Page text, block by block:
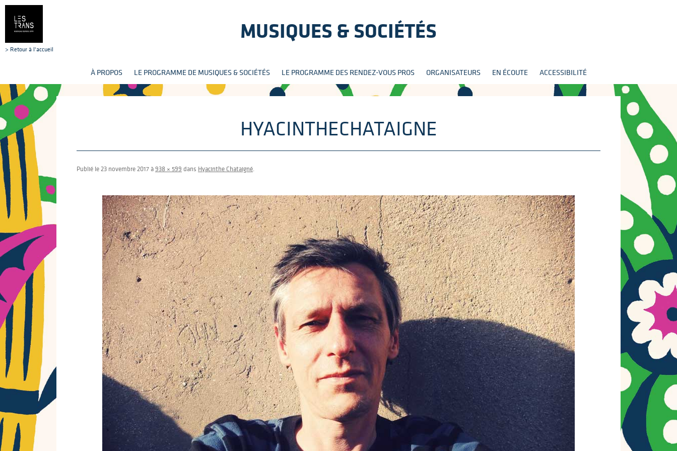
MUSIQUES & SOCIÉTÉS
au
À PROPOS LE PROGRAMME DE MUSIQUES & SOCIÉTÉS LE PROGRAMME DES RENDEZ-VOUS PROS ORGANISATEURS EN ÉCOUTE ACCESSIBILITÉ
> Retour à l'accueil
HYACINTHECHATAIGNE
Publié le23 novembre 2017 à938 × 599 dans Hyacinthe Chataigné.